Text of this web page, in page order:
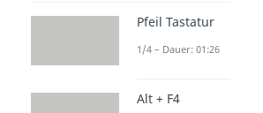
Pfeil Tastatur
1/4 – Dauer: 01:26
Alt + F4